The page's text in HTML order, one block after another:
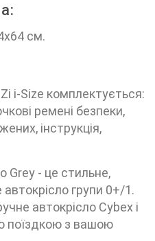
см.
i-Size комплектується:
ремені безпеки,
інструкція,
Grey - це стильне,
автокрісло групи 0+/1.
автокрісло Cybex і
поїздкою з вашою